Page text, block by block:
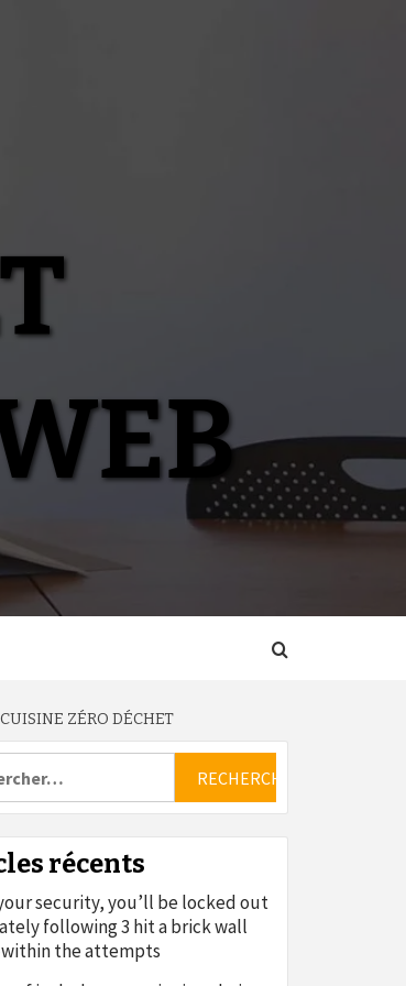
CUISINE ZÉRO DÉCHET
récents
security, you’ll be locked out
following 3 hit a brick wall
the attempts